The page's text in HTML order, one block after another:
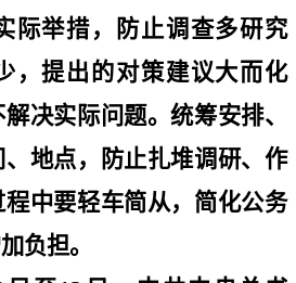
际举措，防止调查多研究
，提出的对策建议大而化
决实际问题。统筹安排、
地点，防止扎堆调研、作
中要轻车简从，简化公务
负担。